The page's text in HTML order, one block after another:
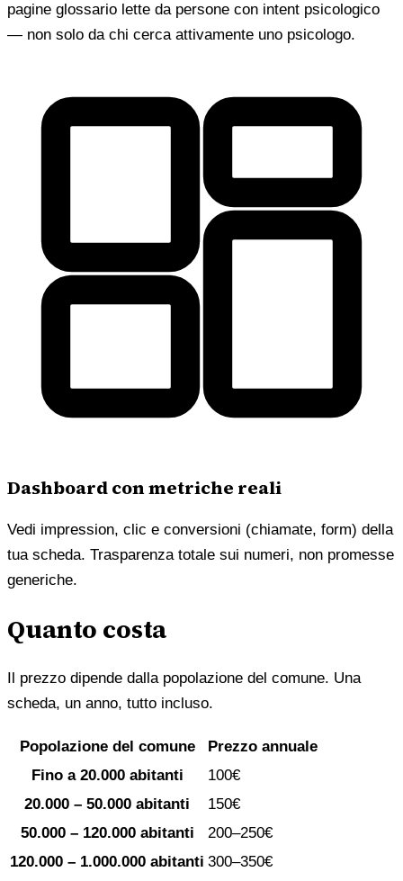
pagine glossario lette da persone con intent psicologico
— non solo da chi cerca attivamente uno psicologo.
Dashboard con metriche reali
Vedi impression, clic e conversioni (chiamate, form) della
tua scheda. Trasparenza totale sui numeri, non promesse
generiche.
Quanto costa
Il prezzo dipende dalla popolazione del comune. Una
scheda, un anno, tutto incluso.
Popolazione del comune
Prezzo annuale
Fino a 20.000 abitanti
100€
20.000 – 50.000 abitanti
150€
50.000 – 120.000 abitanti
200–250€
120.000 – 1.000.000 abitanti 300–350€